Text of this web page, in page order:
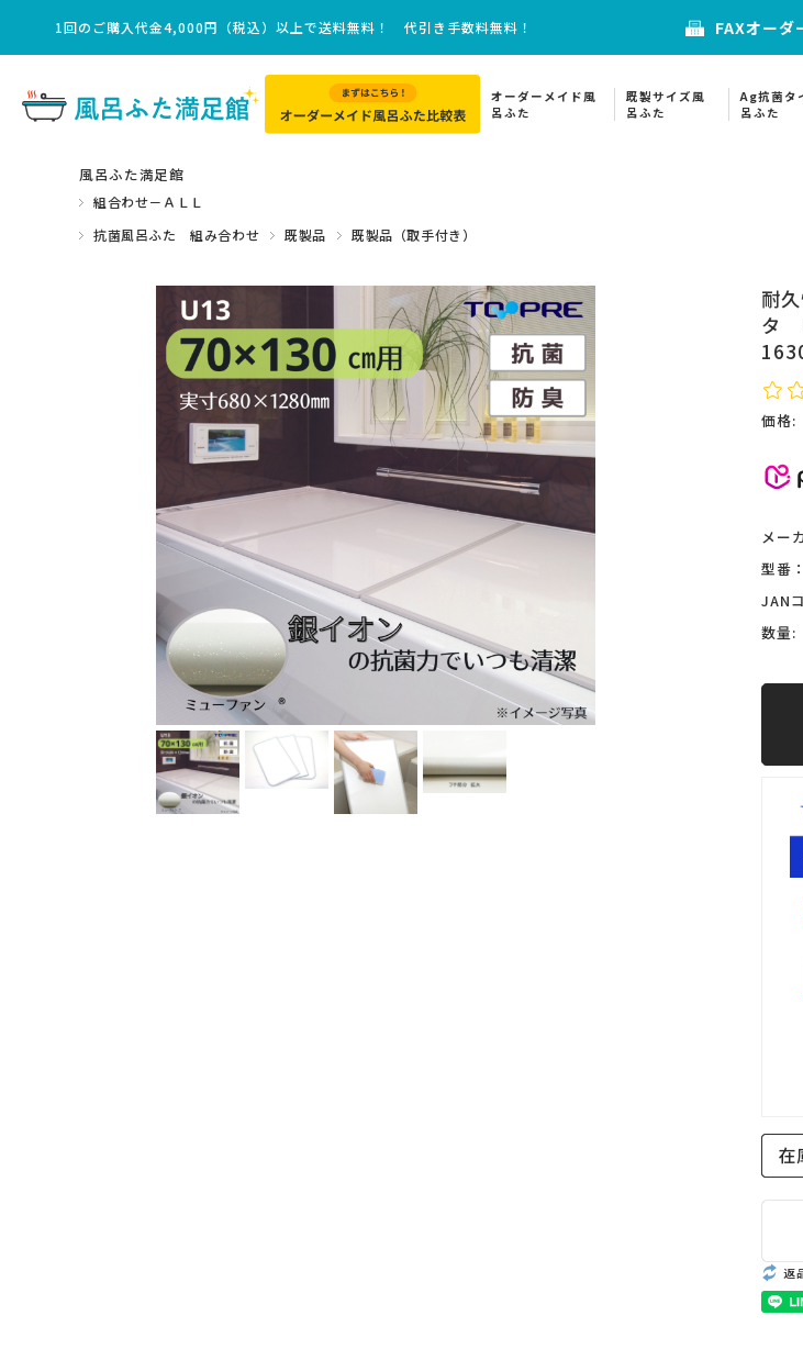
1回のご購入代金4,000円（税込）以上で送料無料！ 代引き手数料無料！ FAXオーダ
オーダーメイド風
呂ふた
既製サイズ風
呂ふた
Ag抗菌タ
呂ふた
風呂ふた満足館
組合わせ－ＡＬＬ
抗菌風呂ふた 組み合わせ
既製品 既製品（取手付き）
耐
タ
価格:
メー
型番：
JAN
数量:
返